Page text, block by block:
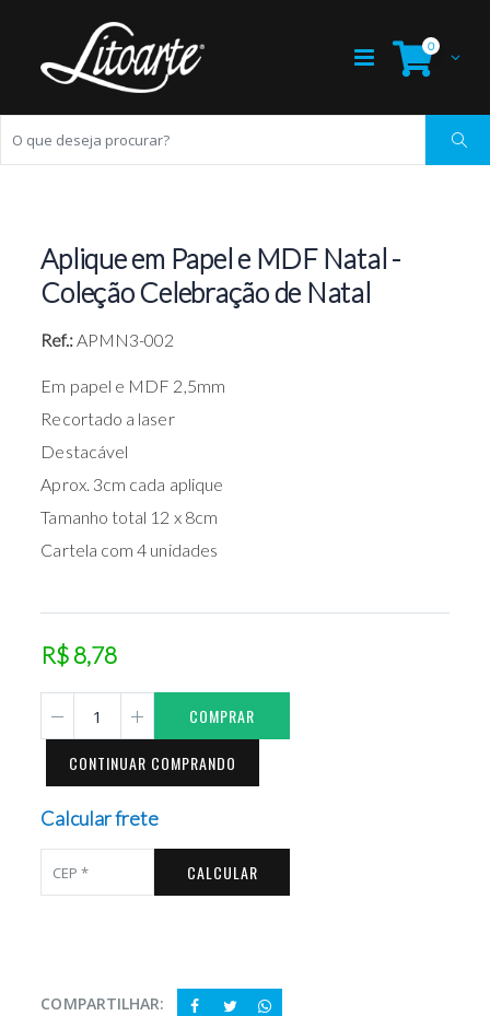
0
Aplique em Papel e MDF Natal -
Coleção Celebração de Natal
Ref.:APMN3-002
Em papel e MDF 2,5mm
Recortado a laser
Destacável
Aprox. 3cm cada aplique
Tamanho total 12 x 8cm
Cartela com 4 unidades
R$ 8,78
COMPRAR
CONTINUAR COMPRANDO
Calcular frete
CALCULAR
COMPARTILHAR: